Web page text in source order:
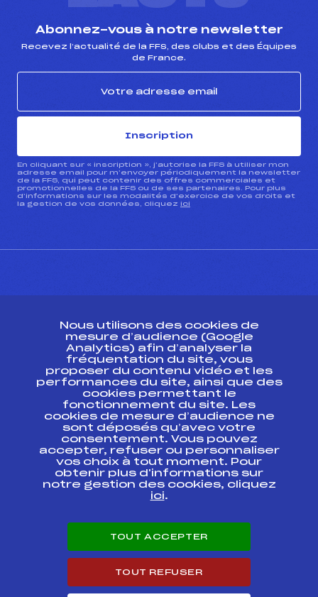
Abonnez-vous à notre newsletter
Recevez l’actualité de la FFS, des clubs et des Équipes
de France.
Inscription
En cliquant sur « inscription », j’autorise la FFS à utiliser mon
adresse email pour m’envoyer périodiquement la newsletter
de la FFS, qui peut contenir des offres commerciales et
promotionnelles de la FFS ou de ses partenaires. Pour plus
d’informations sur les modalités d’exercice de vos droits et
la gestion de vos données, cliquez ici
ESPACE PRESSE
Ressources
Pass’Neige
Projet sportif fédéral
Projet de performance fédéral
Antidopage
Pôle Développement, Formation, Suivi
Scientifique
Listes ministérielles
Pôle vie de l’athlète
Carrières
Nous utilisons des cookies de
mesure d’audience (Google
Analytics) afin d’analyser la
fréquentation du site, vous
proposer du contenu vidéo et les
performances du site, ainsi que des
cookies permettant le
fonctionnement du site. Les
cookies de mesure d’audience ne
sont déposés qu’avec votre
consentement. Vous pouvez
accepter, refuser ou personnaliser
vos choix à tout moment. Pour
obtenir plus d'informations sur
notre gestion des cookies, cliquez
ici.
TOUT ACCEPTER
TOUT REFUSER